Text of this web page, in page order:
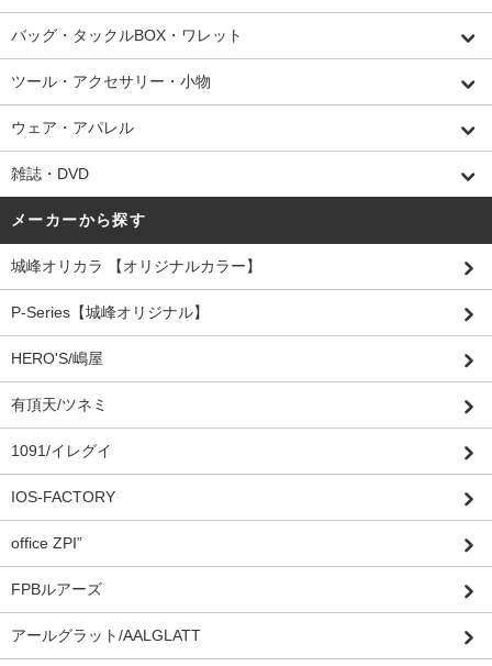
バッグ・タックルBOX・ワレット
ツール・アクセサリー・小物
ウェア・アパレル
雑誌・DVD
メーカーから探す
城峰オリカラ 【オリジナルカラー】
P-Series【城峰オリジナル】
HERO'S/嶋屋
有頂天/ツネミ
1091/イレグイ
IOS-FACTORY
office ZPI”
FPBルアーズ
アールグラット/AALGLATT